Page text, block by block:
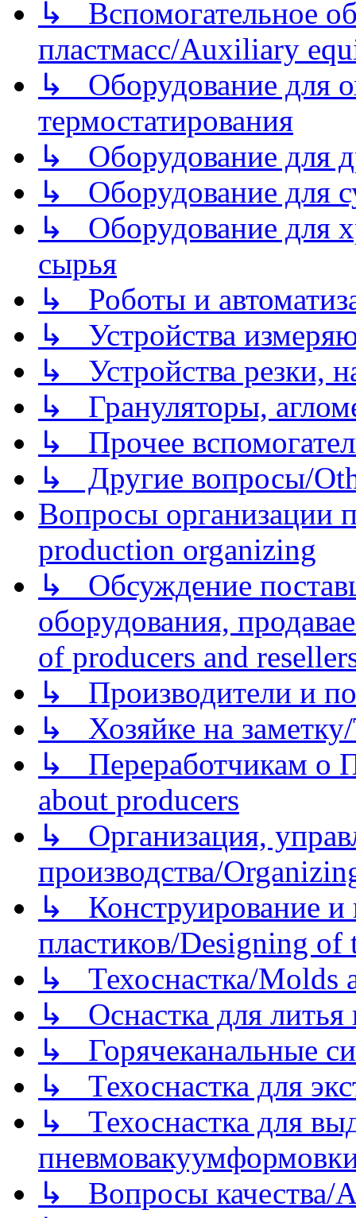
↳ Вспомогательное
пластмасс/Auxiliary
↳ Оборудование для
термостатирования
↳ Оборудование для
↳ Оборудование для
↳ Оборудование для
сырья
↳ Роботы и
↳ Устройства
↳ Устройства резки,
↳ Грануляторы,
↳ Прочее
↳ Другие вопросы/
Вопросы организации
production organizing
↳ Обсуждение
оборудования,
of producers and
↳ Производители и
↳ Хозяйке на
↳ Переработчикам о
about producers
↳ Организация,
производства/
↳ Конструирование и
пластиков/Designing of
↳ Техоснастка/Molds
↳ Оснастка для литья
↳ Горячеканальные
↳ Техоснастка для
↳ Техоснастка для
↳ Вопросы качества/